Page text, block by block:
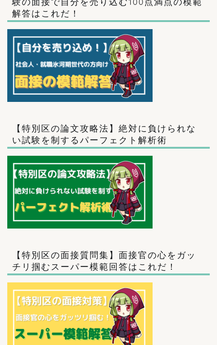
解答はこれだ！
【特別区の論文攻略法】絶対に負けられな
い試験を制するパーフェクト解析術
【特別区の面接質問集】面接官の心をガッ
チリ掴むスーパー模範回答はこれだ！